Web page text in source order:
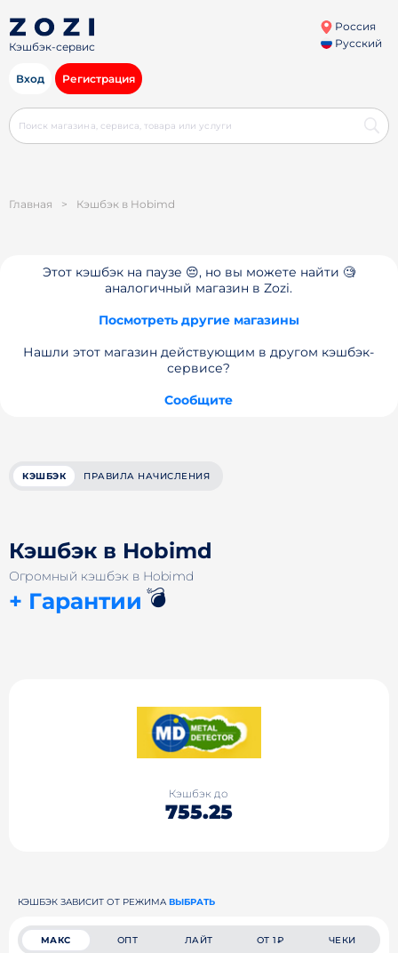
Кэшбэк-сервис
Россия
Русский
Вход Регистрация
Главная > Кэшбэк в Hobimd
Этот кэшбэк на паузе 😔, но вы можете найти 🧐
аналогичный магазин в Zozi.
Посмотреть другие магазины
Нашли этот магазин действующим в другом кэшбэк-
сервисе?
Сообщите
КЭШБЭК ПРАВИЛА НАЧИСЛЕНИЯ
Кэшбэк в Hobimd
Огромный кэшбэк в Hobimd
+ Гарантии 💣
Кэшбэк до
755.25
КЭШБЭК ЗАВИСИТ ОТ РЕЖИМА ВЫБРАТЬ
МАКС ОПТ ЛАЙТ ОТ 1₽ ЧЕКИ